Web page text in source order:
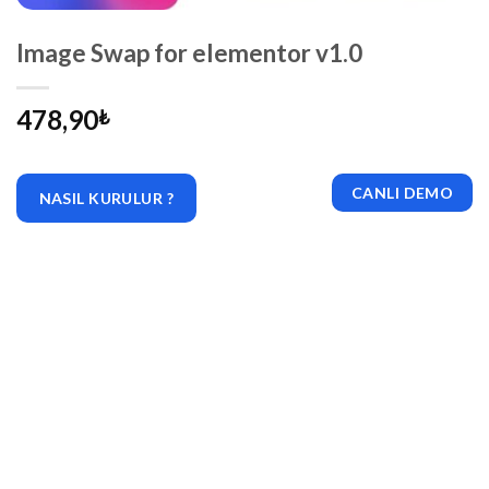
Image Swap for elementor v1.0
478,90₺
NASIL KURULUR ? CANLI DEMO